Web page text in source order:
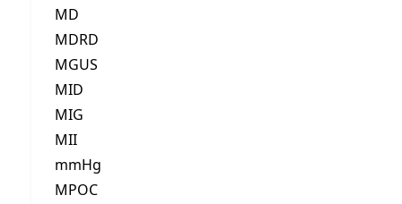
MD
MDRD
MGUS
MID
MIG
MII
mmHg
MPOC